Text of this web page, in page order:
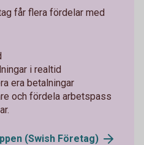
får flera fördelar med
i realtid
era betalningar
och fördela arbetspass
(Swish Företag)